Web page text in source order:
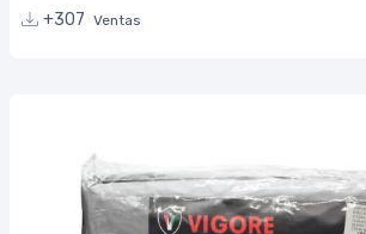
+307 Ventas